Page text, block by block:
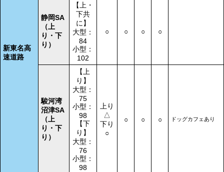
新東名高
速道路
静岡SA
（上
り・下
り）
【上・
下共
に】
大型：
84
小型：
102
○ ○ ○ ○
駿河湾
沼津SA
（上
り・下
り）
【上
り】
大型：
75
小型：
98
【下
り】
大型：
76
小型：
98
上り
△
下り
○
○ ○ ○ ドッグカフェあり